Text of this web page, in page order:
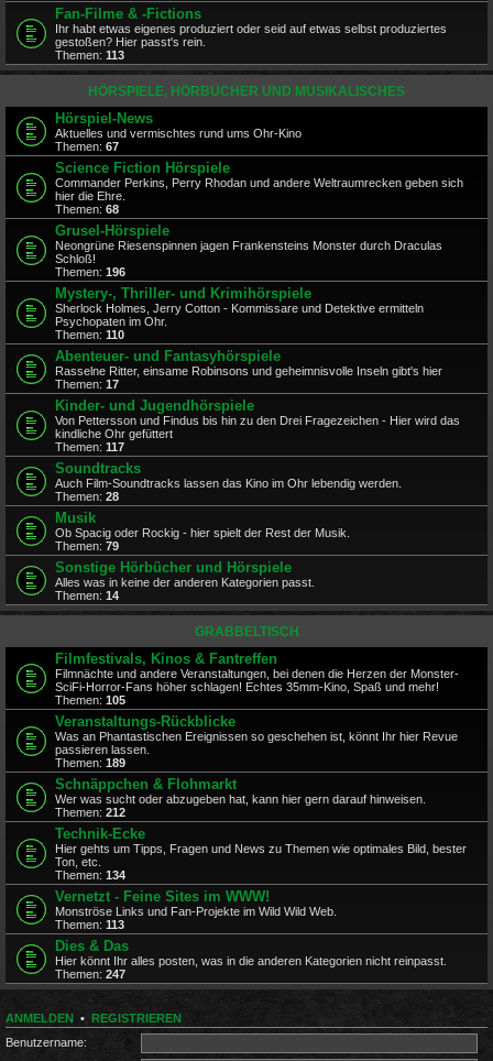
Fan-Filme & -Fictions
Ihr habt etwas eigenes produziert oder seid auf etwas selbst produziertes
gestoßen? Hier passt's rein.
Themen: 113
HÖRSPIELE, HÖRBÜCHER UND MUSIKALISCHES
Hörspiel-News
Aktuelles und vermischtes rund ums Ohr-Kino
Themen: 67
Science Fiction Hörspiele
Commander Perkins, Perry Rhodan und andere Weltraumrecken geben sich
hier die Ehre.
Themen: 68
Grusel-Hörspiele
Neongrüne Riesenspinnen jagen Frankensteins Monster durch Draculas
Schloß!
Themen: 196
Mystery-, Thriller- und Krimihörspiele
Sherlock Holmes, Jerry Cotton - Kommissare und Detektive ermitteln
Psychopaten im Ohr.
Themen: 110
Abenteuer- und Fantasyhörspiele
Rasselne Ritter, einsame Robinsons und geheimnisvolle Inseln gibt's hier
Themen: 17
Kinder- und Jugendhörspiele
Von Pettersson und Findus bis hin zu den Drei Fragezeichen - Hier wird das
kindliche Ohr gefüttert
Themen: 117
Soundtracks
Auch Film-Soundtracks lassen das Kino im Ohr lebendig werden.
Themen: 28
Musik
Ob Spacig oder Rockig - hier spielt der Rest der Musik.
Themen: 79
Sonstige Hörbücher und Hörspiele
Alles was in keine der anderen Kategorien passt.
Themen: 14
GRABBELTISCH
Filmfestivals, Kinos & Fantreffen
Filmnächte und andere Veranstaltungen, bei denen die Herzen der Monster-
SciFi-Horror-Fans höher schlagen! Echtes 35mm-Kino, Spaß und mehr!
Themen: 105
Veranstaltungs-Rückblicke
Was an Phantastischen Ereignissen so geschehen ist, könnt Ihr hier Revue
passieren lassen.
Themen: 189
Schnäppchen & Flohmarkt
Wer was sucht oder abzugeben hat, kann hier gern darauf hinweisen.
Themen: 212
Technik-Ecke
Hier gehts um Tipps, Fragen und News zu Themen wie optimales Bild, bester
Ton, etc.
Themen: 134
Vernetzt - Feine Sites im WWW!
Monströse Links und Fan-Projekte im Wild Wild Web.
Themen: 113
Dies & Das
Hier könnt Ihr alles posten, was in die anderen Kategorien nicht reinpasst.
Themen: 247
ANMELDEN • REGISTRIEREN
Benutzername: